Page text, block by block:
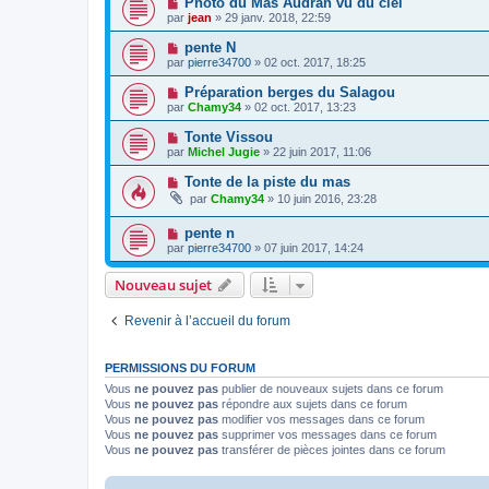
par jean » 29 janv. 2018, 22:59
pente N
par pierre34700 » 02 oct. 2017, 18:25
Préparation berges du Salagou
par Chamy34 » 02 oct. 2017, 13:23
Tonte Vissou
par Michel Jugie » 22 juin 2017, 11:06
Tonte de la piste du mas
par Chamy34 » 10 juin 2016, 23:28
pente n
par pierre34700 » 07 juin 2017, 14:24
Nouveau sujet
Revenir à l’accueil du forum
PERMISSIONS DU FORUM
Vous ne pouvez pas publier de nouveaux sujets dans ce forum
Vous ne pouvez pas répondre aux sujets dans ce forum
Vous ne pouvez pas modifier vos messages dans ce forum
Vous ne pouvez pas supprimer vos messages dans ce forum
Vous ne pouvez pas transférer de pièces jointes dans ce forum